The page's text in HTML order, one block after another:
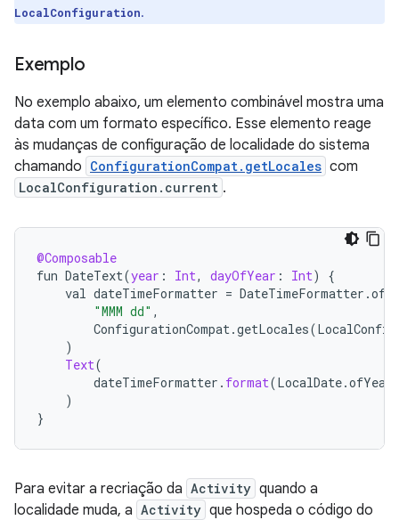
LocalConfiguration.
Exemplo
No exemplo abaixo, um elemento combinável mostra uma
data com um formato específico. Esse elemento reage
às mudanças de configuração de localidade do sistema
chamando ConfigurationCompat.getLocales com
LocalConfiguration.current .
@Composable
fun DateText(year : Int, dayOfYear : Int)
{
val dateTimeFormatter = DateTimeFormatter .
"MMM dd" ,
ConfigurationCompat.getLocales(
)
Text(
dateTimeFormatter . format(LocalDate.
)
}
Para evitar a recriação da Activity quando a
localidade muda, a Activity que hospeda o código do